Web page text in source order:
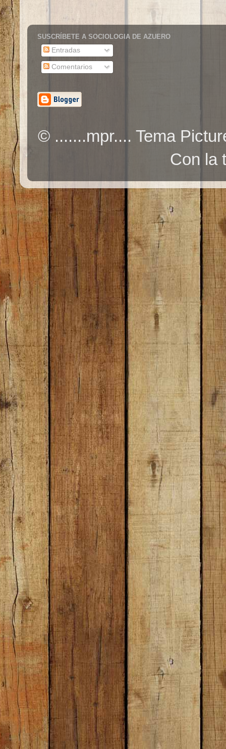
SUSCRÍBETE A SOCIOLOGIA DE AZUERO
Entradas
Comentarios
© .......mpr.... Tema
Con la